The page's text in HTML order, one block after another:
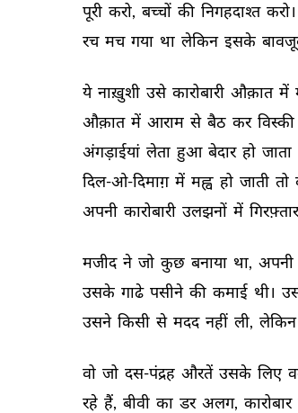
पूरी करो, बच्चों की निगहदाश्त करो।
रच मच गया था लेकिन इसके
ये नाख़ुशी उसे कारोबारी औक़ात में
औक़ात में आराम से बैठ कर विस्की
अंगड़ाईयां लेता हुआ बेदार हो जाता
दिल-ओ-दिमाग़ में मह्व हो जाती तो
अपनी कारोबारी उलझनों में
मजीद ने जो कुछ बनाया था, अपनी
उसके गाढे पसीने की कमाई थी।
उसने किसी से मदद नहीं ली, लेकिन
वो जो दस-पंद्रह औरतें उसके लिए
रहे हैं, बीवी का डर अलग, कारोबार